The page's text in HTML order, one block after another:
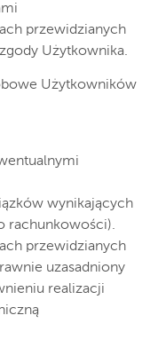
przewidzianych
Użytkownika.
Użytkowników
wynikających
rachunkowości).
przewidzianych
uzasadniony
realizacji